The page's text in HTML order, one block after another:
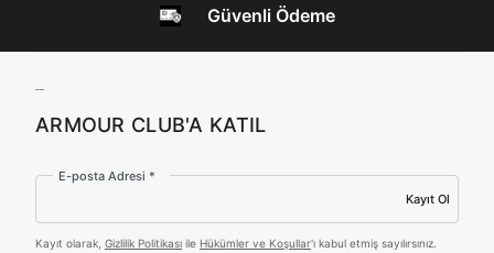
Birleşik Krallık
Güvenli Ödeme
ARMOUR CLUB'A KATIL
E-posta Adresi *
Kayıt Ol
Kayıt olarak, Gizlilik Politikası ile Hükümler ve Koşullar'ı kabul etmiş sayılırsınız.